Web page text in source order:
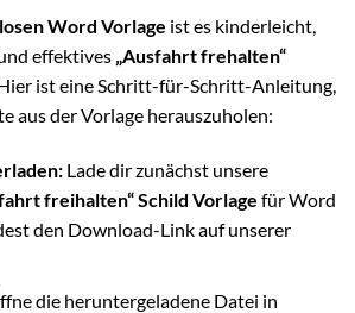
Word Vorlage ist es kinderleicht,
effektives „Ausfahrt frehalten“
ist eine Schritt-für-Schritt-Anleitung,
aus der Vorlage herauszuholen:
Lade dir zunächst unsere
freihalten“ Schild Vorlage für Word
den Download-Link auf unserer
die heruntergeladene Datei in